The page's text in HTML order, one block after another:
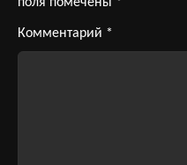
Комментарий *